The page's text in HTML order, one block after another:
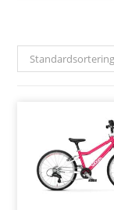
Standardsortering